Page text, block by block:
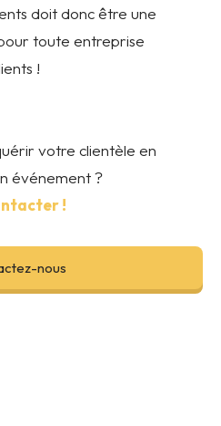
doit donc être une
toute entreprise
!
votre clientèle en
événement ?
!
nous